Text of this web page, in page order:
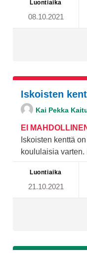
Luontiaika
08.10.2021
Iskoisten
Kai Pekka
EI
Iskoisten kenttä
koululaisia varten.
Luontiaika
21.10.2021